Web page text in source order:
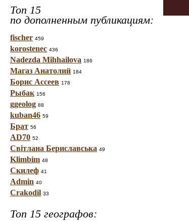
Топ 15
по дополненным публикациям:
fischer 459
korostenec 436
Nadezda Mihhailova 186
Магаз Анатолий 184
Борис Ассеев 178
Рыбак 156
ggeolog 88
kuban46 59
Брат 56
AD70 52
Світлана Бериславська 49
Klimbim 48
Скилеф 41
Admin 40
Crakodil 33
Топ 15 географов: